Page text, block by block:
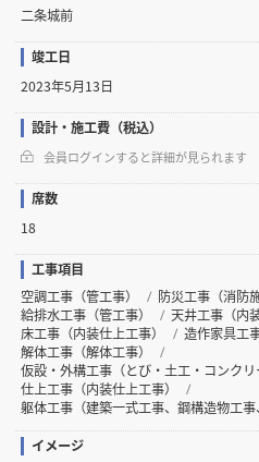
二条城前
竣工日
2023年5月13日
設計・施工費（税込）
会員ログインすると詳細が見られます
席数
18
工事項目
空調工事（管工事）
防災工事（消防
給排水工事（管工事）
天井工事（内
床工事（内装仕上工事）
造作家具工
解体工事（解体工事）
仮設・外構工事（とび・土工・コンクリ
仕上工事（内装仕上工事）
躯体工事（建築一式工事、鋼構造物工事
イメージ